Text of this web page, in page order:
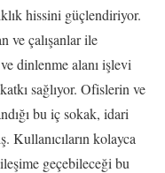
hissini güçlendiriyor.
ve çalışanlar ile
dinlenme alanı işlevi
sağlıyor. Ofislerin ve
bu iç sokak, idari
Kullanıcıların kolayca
geçebileceği bu